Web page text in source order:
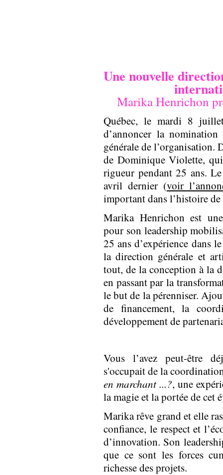
Une nouvelle
Marika Henrichon
Québec, le mardi 8
d’annoncer la
générale de l’organisation.
de Dominique Violette,
rigueur pendant 25 ans.
avril dernier (voir
important dans l’histoire
Marika Henrichon est
pour son leadership
25 ans d’expérience dans
la direction générale et
tout, de la conception à la
en passant par la
le but de la pérenniser.
de financement, la
développement de
Vous l’avez peut-être
s'occupait de la
en marchant ...?, une
la magie et la portée de cet
Marika rêve grand et elle
confiance, le respect et
d’innovation. Son
que ce sont les forces
richesse des projets.